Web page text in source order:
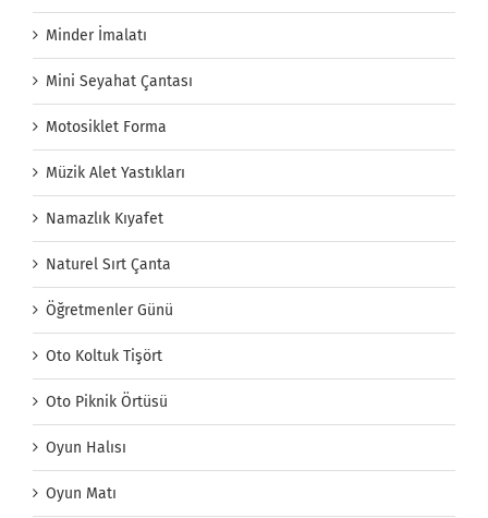
Minder İmalatı
Mini Seyahat Çantası
Motosiklet Forma
Müzik Alet Yastıkları
Namazlık Kıyafet
Naturel Sırt Çanta
Öğretmenler Günü
Oto Koltuk Tişört
Oto Piknik Örtüsü
Oyun Halısı
Oyun Matı